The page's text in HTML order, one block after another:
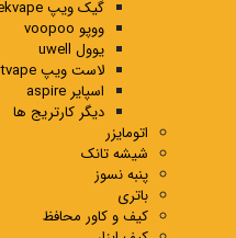
گیک ویپ geekvape
ووپو voopoo
یوول uwell
لاست ویپ lostvape
اسپایر aspire
دیگر کارتریج ها
اتومایزر
شیشه تانک
پنبه نسوز
باتری
کیف و کاور محافظ